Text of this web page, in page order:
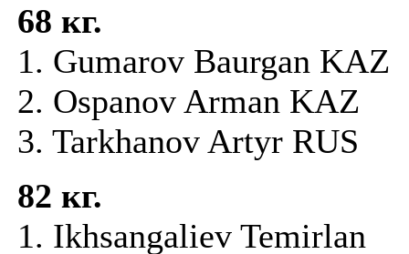
68 кг.
1. Gumarov Baurgan KAZ
2. Ospanov Arman KAZ
3. Tarkhanov Artyr RUS
82 кг.
1. Ikhsangaliev Temirlan